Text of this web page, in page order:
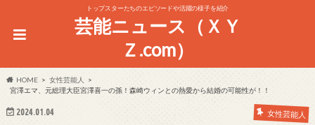
トップスターたちのエピソードや活躍の様子を紹介
芸能ニュース（ＸＹ
Ｚ.com）
HOME
女性芸能人
宮澤エマ、元総理大臣宮澤喜一の孫！森崎ウィンとの熱愛から結婚の可能性が！！
2024.01.04 女性芸能人